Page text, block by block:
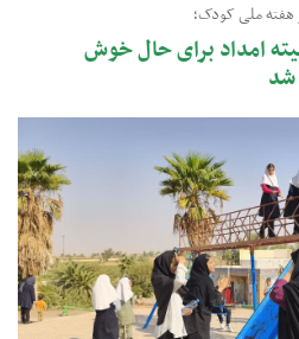
هفته ملی کودک؛
امداد برای حال خوش
شد